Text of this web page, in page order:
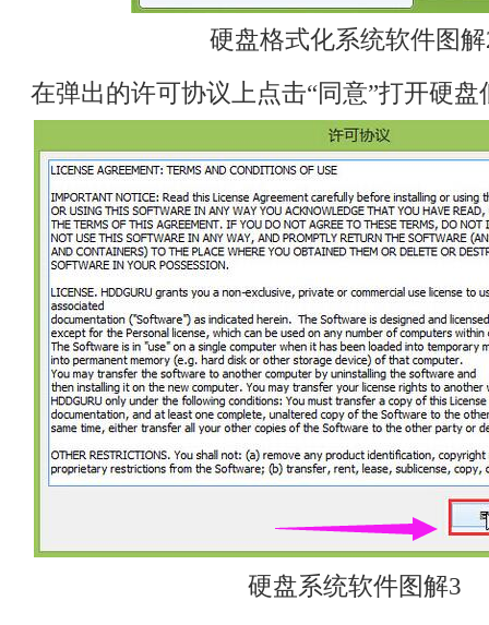
硬盘格式化系统软件图
在弹出的许可协议上点击“同意”打开硬
硬盘系统软件图解3